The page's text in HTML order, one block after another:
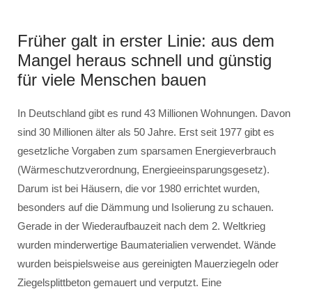
Früher galt in erster Linie: aus dem
Mangel heraus schnell und günstig
für viele Menschen bauen
In Deutschland gibt es rund 43 Millionen Wohnungen. Davon
sind 30 Millionen älter als 50 Jahre. Erst seit 1977 gibt es
gesetzliche Vorgaben zum sparsamen Energieverbrauch
(Wärmeschutzverordnung, Energieeinsparungsgesetz).
Darum ist bei Häusern, die vor 1980 errichtet wurden,
besonders auf die Dämmung und Isolierung zu schauen.
Gerade in der Wiederaufbauzeit nach dem 2. Weltkrieg
wurden minderwertige Baumaterialien verwendet. Wände
wurden beispielsweise aus gereinigten Mauerziegeln oder
Ziegelsplittbeton gemauert und verputzt. Eine